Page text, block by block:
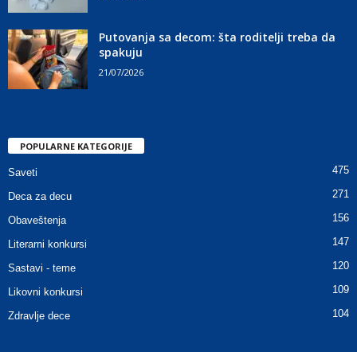
Putovanja sa decom: šta roditelji treba da
spakuju
21/07/2026
POPULARNE KATEGORIJE
Saveti 475
Deca za decu 271
Obaveštenja 156
Literarni konkursi 147
Sastavi - teme 120
Likovni konkursi 109
Zdravlje dece 104